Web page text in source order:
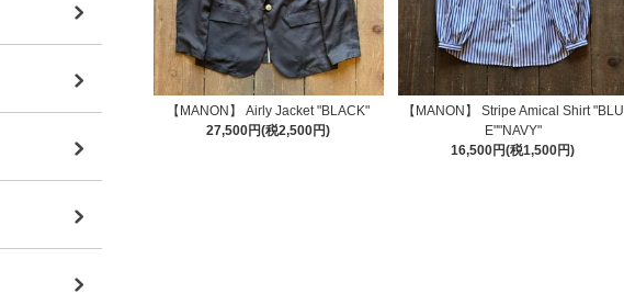
【MANON】 Airly Jacket "BLACK"
27,500円(税2,500円)
【MANON】 Stripe Amical Shirt "BLU
E""NAVY"
16,500円(税1,500円)